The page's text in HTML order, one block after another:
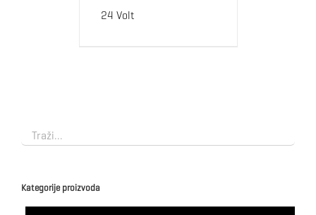
24 Volt
Kategorije proizvoda